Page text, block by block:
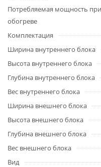
Потребляемая мощность при
обогреве
Комплектация
Ширина внутреннего блока
Высота внутреннего блока
Глубина внутреннего блока
Вес внутреннего блока
Ширина внешнего блока
Высота внешнего блока
Глубина внешнего блока
Вес внешнего блока
Вид